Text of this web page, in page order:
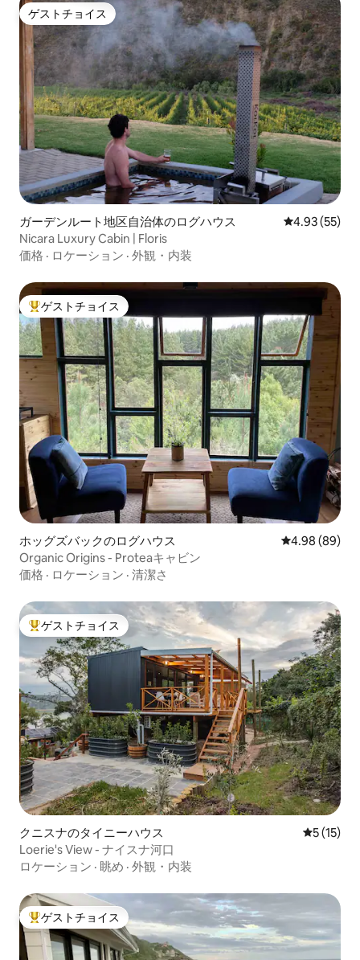
ゲストチョイス
ゲストチョイス
ガーデンルート地区自治体のログハウス レビュー55
4.93 (55)
Nicara Luxury Cabin | Floris
価格 · ロケーション · 外観・内装
大好評のゲストチョイスです。
ゲストチョイス
ホッグズバックのログハウス レビュー89件
4.98 (89)
Organic Origins - Proteaキャビン
価格 · ロケーション · 清潔さ
大好評のゲストチョイスです。
ゲストチョイス
クニスナのタイニーハウス レビュー
5 (15)
Loerie's View - ナイスナ河口
ロケーション · 眺め · 外観・内装
大好評のゲストチョイスです。
ゲストチョイス